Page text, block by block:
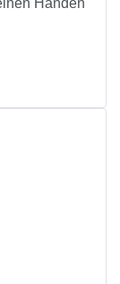
Händen